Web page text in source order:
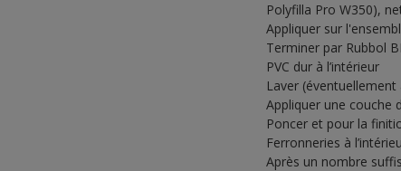
Polyfilla Pro W350),
Appliquer sur
Terminer par Rubbol
PVC dur à l’intérieur
Laver (éventuellement
Appliquer une couche
Poncer et pour la
Ferronneries à
Après un nombre